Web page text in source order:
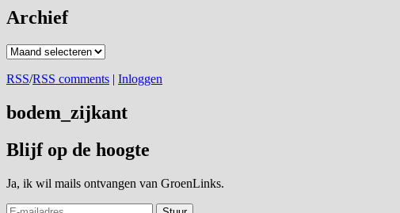
Archief
Archief
RSS/RSS comments | Inloggen
bodem_zijkant
Blijf op de hoogte
Ja, ik wil mails ontvangen van GroenLinks.